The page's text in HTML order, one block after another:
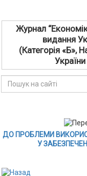
Журнал
видання
(Категорія «Б»,
ДО ПРОБЛЕМИ
У